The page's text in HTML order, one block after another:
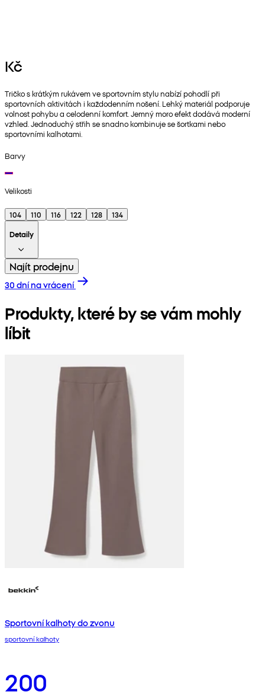
Kč
Tričko s krátkým rukávem ve sportovním stylu nabízí pohodlí při
sportovních aktivitách i každodenním nošení. Lehký materiál podporuje
volnost pohybu a celodenní komfort. Jemný moro efekt dodává moderní
vzhled. Jednoduchý střih se snadno kombinuje se šortkami nebo
sportovními kalhotami.
Barvy
Velikosti
104 110 116 122 128
134
Detaily
Najít prodejnu
30 dní na vrácení
Produkty, které by se vám mohly
líbit
Sportovní kalhoty do zvonu
sportovní kalhoty
200